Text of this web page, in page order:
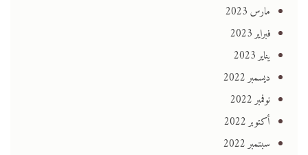
مارس 2023
فبراير 2023
يناير 2023
ديسمبر 2022
نوفمبر 2022
أكتوبر 2022
سبتمبر 2022